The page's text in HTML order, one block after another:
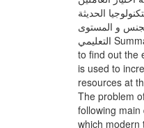
الحديثة
و المستوى
التعليمي Summary of the study This study aimed
to find out the
is used to
resources at
The problem
following
which modern